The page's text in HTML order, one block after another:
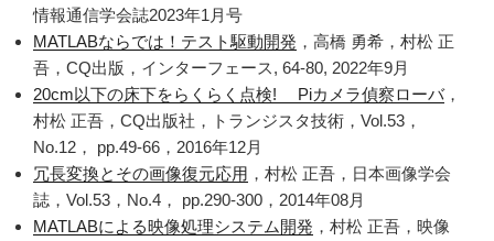
情報通信学会誌2023年1月号
MATLABならでは！テスト駆動開発 ，高橋 勇希，村松 正
吾，CQ出版，インターフェース, 64-80, 2022年9月
20cm以下の床下をらくらく点検! Piカメラ偵察ローバ，
村松 正吾，CQ出版社，トランジスタ技術，Vol.53，
No.12， pp.49-66，2016年12月
冗長変換とその画像復元応用 ，村松 正吾，日本画像学会
誌，Vol.53，No.4， pp.290-300，2014年08月
MATLABによる映像処理システム開発 ，村松 正吾，映像